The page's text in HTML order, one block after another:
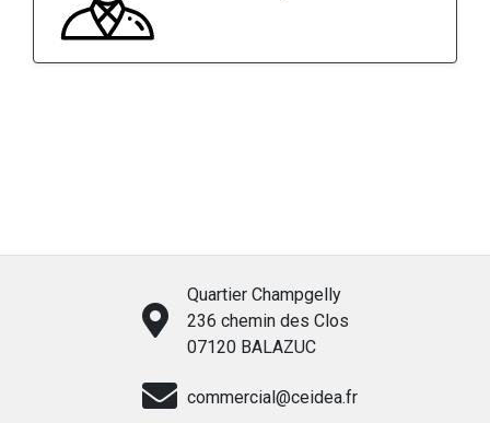
Quartier Champgelly
236 chemin des Clos
07120 BALAZUC
commercial@ceidea.fr